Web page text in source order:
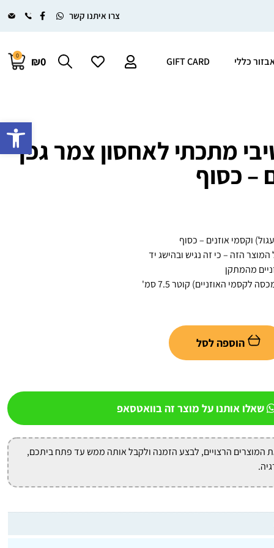
פתח
צרו איתנו קשר
כללי GIFT CARD
0 ₪0
מתכתי לאחסון צמר גפן
– כסוף
וקסמי אוזנים – כסוף
הזה – כי זה נגיש ובהישג יד
מהמתקן
הוספה לסל
שאלו אותנו על מוצר זה בוואטסאפ
המוצרים הרצויים, לבצע הזמנה ולקבל אותה ממש עד פתח ביתכם,